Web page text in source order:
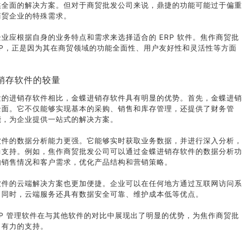
面的解决方案。但对于商贸批发公司来说，鼎捷的功能可能过于偏重
企业的特殊需求。
应根据自身的业务特点和需求来选择适合的 ERP 软件。焦作商贸批
，正是因为其在商贸领域的功能全面性、用户友好性和灵活性等方面
存软件的较量
进销存软件相比，金蝶进销存软件具有明显的优势。首先，金蝶进销
。它不仅能够实现基本的采购、销售和库存管理，还提供了财务管
为企业提供一站式的解决方案。
的数据分析能力更强。它能够实时获取业务数据，并进行深入分析，
持。例如，焦作商贸批发公司可以通过金蝶进销存软件的数据分析功
售情况和客户需求，优化产品结构和营销策略。
的云端解决方案也更加便捷。企业可以在任何地方通过互联网访问系
时，云端服务还具有数据安全可靠、维护成本低等优点。
管理软件在与其他软件的对比中展现出了明显的优势，为焦作商贸批
力的支持。